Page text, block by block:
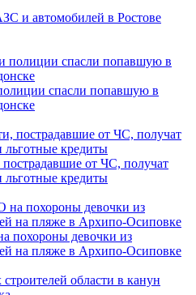
и автомобилей в Ростове
спасли попавшую в
от ЧС, получат
кредиты
похороны девочки из
на пляже в Архипо-Осиповке